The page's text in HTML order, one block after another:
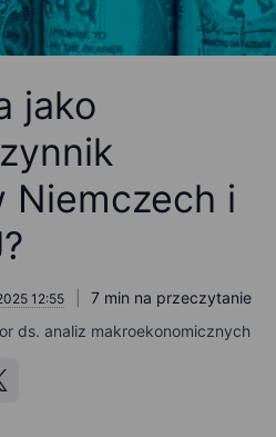
jako
Niemczech i
12:55
7 min na przeczytanie
ds. analiz makroekonomicznych